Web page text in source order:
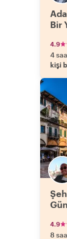
Bir
4.9
4
kişi
4.9
8